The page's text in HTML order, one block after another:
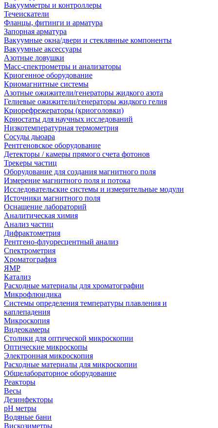
Вакуумметры и контроллеры
Течеискатели
Фланцы, фитинги и арматура
Запорная арматура
Вакуумные окна/двери и стеклянные компоненты
Вакуумные аксессуары
Азотные ловушки
Масс-спектрометры и анализаторы
Криогенное оборудование
Криомагнитные системы
Азотные ожижители/генераторы жидкого азота
Гелиевые ожижители/генераторы жидкого гелия
Криорефрежераторы (криоголовки)
Криостаты для научных исследований
Низкотемпературная термометрия
Сосуды дьюара
Рентгеновское оборудование
Детекторы / камеры прямого счета фотонов
Трекеры частиц
Оборудование для создания магнитного поля
Измерение магнитного поля и потока
Исследовательские системы и измерительные модули
Источники магнитного поля
Оснащение лабораторий
Аналитическая химия
Анализ частиц
Дифрактометрия
Рентгено-флуоресцентный анализ
Спектрометрия
Хроматография
ЯМР
Катализ
Расходные материалы для хроматографии
Микрофлюидика
Системы определения температуры плавления и
каплепадения
Микроскопия
Видеокамеры
Столики для оптической микроскопии
Оптические микроскопы
Электронная микроскопия
Расходные материалы для микроскопии
Общелабораторное оборудование
Реакторы
Весы
Дезинфекторы
рН метры
Водяные бани
Вискозиметры